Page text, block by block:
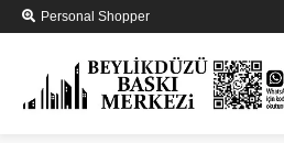
Personal Shopper